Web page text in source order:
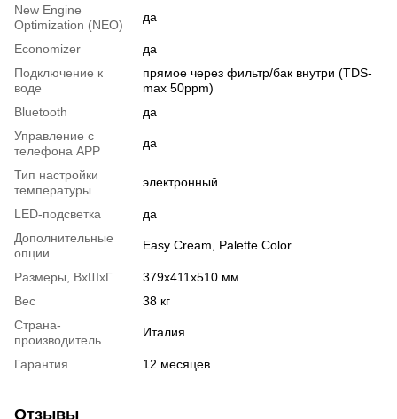
New Engine
Optimization (NEO)
да
Economizer
да
Подключение к
воде
прямое через фильтр/бак внутри (TDS-
max 50ppm)
Bluetooth
да
Управление с
телефона APP
да
Тип настройки
температуры
электронный
LED-подсветка
да
Дополнительные
опции
Easy Cream, Palette Color
Размеры, ВхШхГ
379x411x510 мм
Вес
38 кг
Страна-
производитель
Италия
Гарантия 12 месяцев
Отзывы